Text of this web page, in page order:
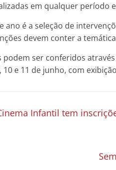
em qualquer período
ano é a seleção de
devem conter a
podem ser conferidos
e 11 de junho, com
Infantil tem